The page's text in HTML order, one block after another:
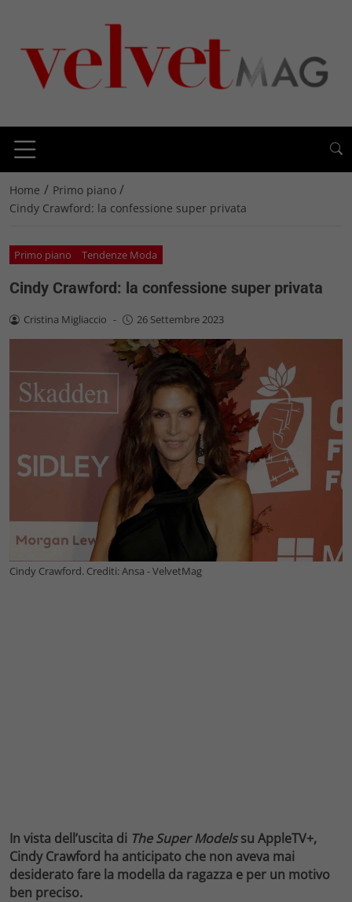
Home / Primo piano /
Cindy Crawford: la confessione super privata
Primo piano Tendenze Moda
Cindy Crawford: la confessione super privata
Cristina Migliaccio - 26 Settembre 2023
Cindy Crawford. Crediti: Ansa - VelvetMag
In vista dell’uscita di The Super Modelssu AppleTV+,
Cindy Crawford ha anticipato che non aveva mai
desiderato fare la modella da ragazza e per un motivo
ben preciso.